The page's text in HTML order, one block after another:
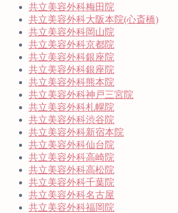
共立美容外科梅田院
共立美容外科大阪本院(心斎橋)
共立美容外科岡山院
共立美容外科京都院
共立美容外科銀座院
共立美容外科銀座院
共立美容外科熊本院
共立美容外科神戸三宮院
共立美容外科札幌院
共立美容外科渋谷院
共立美容外科新宿本院
共立美容外科仙台院
共立美容外科高崎院
共立美容外科高松院
共立美容外科千葉院
共立美容外科名古屋
共立美容外科福岡院